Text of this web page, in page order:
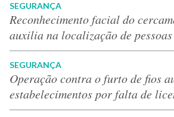
SEGURANÇA
Reconhecimento facial do
auxilia na localização de
SEGURANÇA
Operação contra o furto de fios
estabelecimentos por falta de